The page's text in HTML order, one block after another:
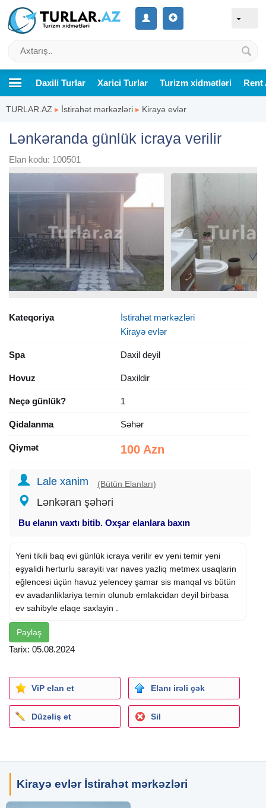
Daxili Turlar Xarici Turlar Turizm xidmətləri Rent
TURLAR.AZ ▸ İstirahət mərkəzləri ▸ Kirayə evlər
Lənkəranda günlük icraya verilir
Elan kodu: 100501
Kateqoriya
İstirahət mərkəzləri
Kirayə evlər
Spa Daxil deyil
Hovuz Daxildir
Neçə günlük? 1
Qidalanma Səhər
Qiymət 100 Azn
Lale xanim (Bütün Elanları)
Lənkəran şəhəri
Bu elanın vaxtı bitib. Oxşar elanlara baxın
Yeni tikili baq evi günlük icraya verilir ev yeni temir yeni
eşyalidi herturlu sarayiti var naves yazliq metmex usaqlarin
eğlencesi üçün havuz yelencey şamar sis manqal vs bütün
ev avadanliklariya temin olunub emlakcidan deyil birbasa
ev sahibyle elaqe saxlayin .
Paylaş
Tarix: 05.08.2024
ViP elan et Elanı irəli çək
Düzəliş et Sil
Kirayə evlər İstirahət mərkəzləri